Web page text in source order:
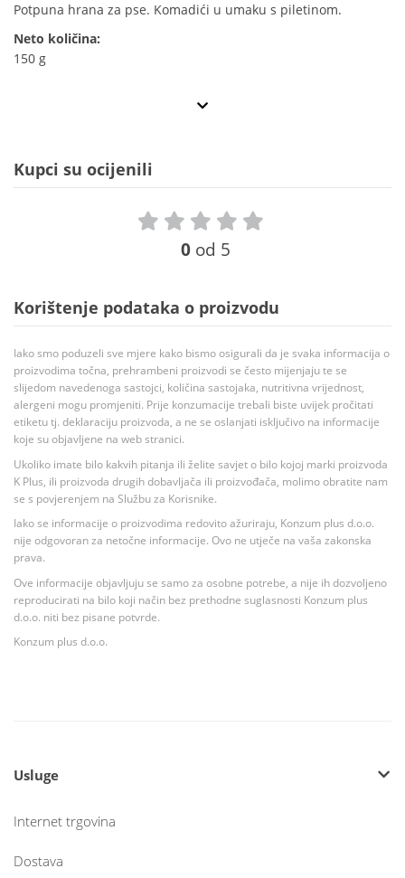
Potpuna hrana za pse. Komadići u umaku s piletinom.
Neto količina:
150 g
Kupci su ocijenili
0 od 5
Korištenje podataka o proizvodu
Iako smo poduzeli sve mjere kako bismo osigurali da je svaka informacija o
proizvodima točna, prehrambeni proizvodi se često mijenjaju te se
slijedom navedenoga sastojci, količina sastojaka, nutritivna vrijednost,
alergeni mogu promjeniti. Prije konzumacije trebali biste uvijek pročitati
etiketu tj. deklaraciju proizvoda, a ne se oslanjati isključivo na informacije
koje su objavljene na web stranici.
Ukoliko imate bilo kakvih pitanja ili želite savjet o bilo kojoj marki proizvoda
K Plus, ili proizvoda drugih dobavljača ili proizvođača, molimo obratite nam
se s povjerenjem na Službu za Korisnike.
Iako se informacije o proizvodima redovito ažuriraju, Konzum plus d.o.o.
nije odgovoran za netočne informacije. Ovo ne utječe na vaša zakonska
prava.
Ove informacije objavljuju se samo za osobne potrebe, a nije ih dozvoljeno
reproducirati na bilo koji način bez prethodne suglasnosti Konzum plus
d.o.o. niti bez pisane potvrde.
Konzum plus d.o.o.
Usluge
Internet trgovina
Dostava